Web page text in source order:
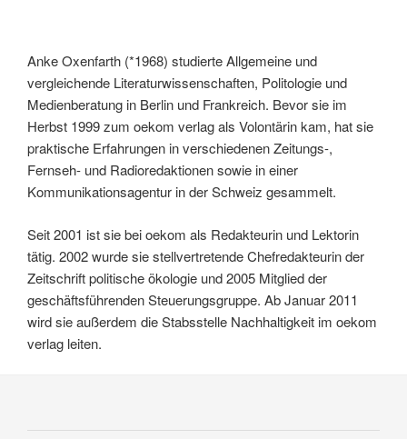
Anke Oxenfarth (*1968) studierte Allgemeine und
vergleichende Literaturwissenschaften, Politologie und
Medienberatung in Berlin und Frankreich. Bevor sie im
Herbst 1999 zum oekom verlag als Volontärin kam, hat sie
praktische Erfahrungen in verschiedenen Zeitungs-,
Fernseh- und Radioredaktionen sowie in einer
Kommunikationsagentur in der Schweiz gesammelt.
Seit 2001 ist sie bei oekom als Redakteurin und Lektorin
tätig. 2002 wurde sie stellvertretende Chefredakteurin der
Zeitschrift politische ökologie und 2005 Mitglied der
geschäftsführenden Steuerungsgruppe. Ab Januar 2011
wird sie außerdem die Stabsstelle Nachhaltigkeit im oekom
verlag leiten.